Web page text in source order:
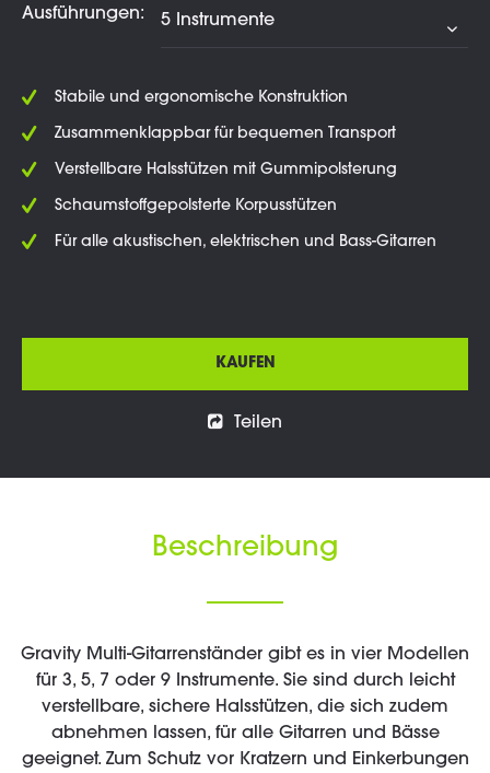
Ausführungen:
Stabile und ergonomische Konstruktion
Zusammenklappbar für bequemen Transport
Verstellbare Halsstützen mit Gummipolsterung
Schaumstoffgepolsterte Korpusstützen
Für alle akustischen, elektrischen und Bass-Gitarren
KAUFEN
Teilen
Beschreibung
Gravity Multi-Gitarrenständer gibt es in vier Modellen
für 3, 5, 7 oder 9 Instrumente. Sie sind durch leicht
verstellbare, sichere Halsstützen, die sich zudem
abnehmen lassen, für alle Gitarren und Bässe
geeignet. Zum Schutz vor Kratzern und Einkerbungen